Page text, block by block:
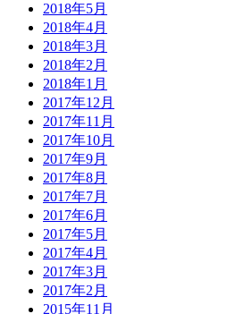
2018年5月
2018年4月
2018年3月
2018年2月
2018年1月
2017年12月
2017年11月
2017年10月
2017年9月
2017年8月
2017年7月
2017年6月
2017年5月
2017年4月
2017年3月
2017年2月
2015年11月